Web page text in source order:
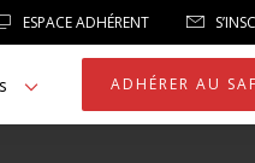
ESPACE ADHÉRENT
ADHÉRER AU SAF